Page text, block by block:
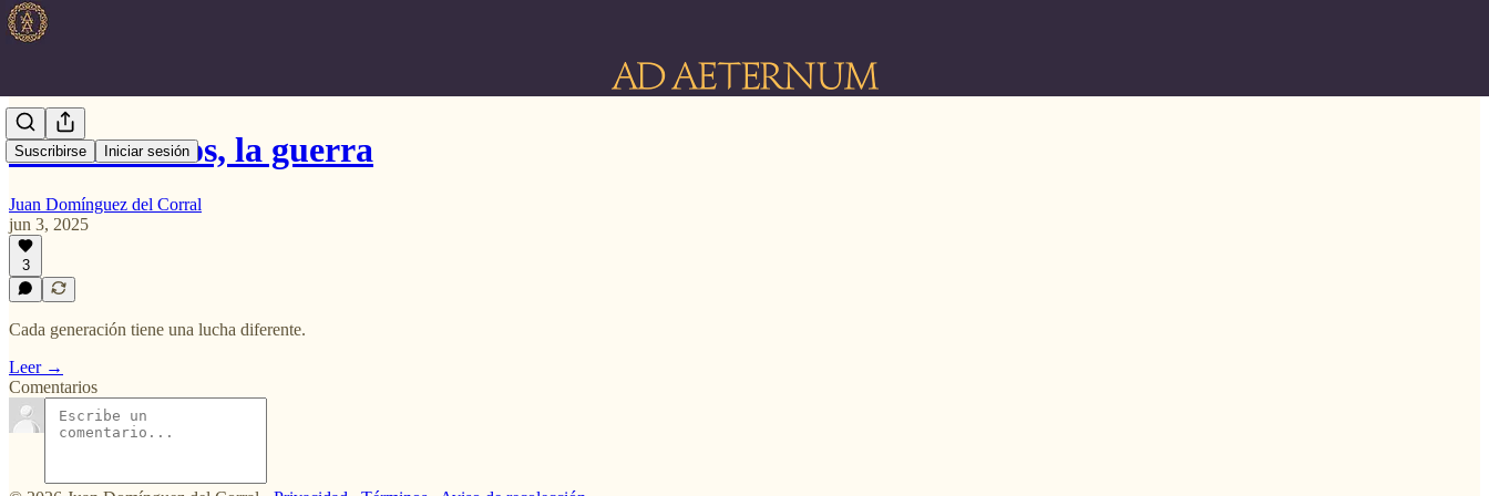
Suscribirse Iniciar sesión
Para nosotros, la guerra
Juan Domínguez del Corral
jun 3, 2025
3
Cada generación tiene una lucha diferente.
Leer →
Comentarios